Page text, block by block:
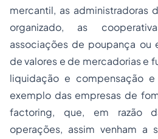
mercantil, as administradoras
organizado, as
associações de poupança ou
de valores e de mercadorias e
liquidação e compensação
exemplo das empresas de
factoring, que, em razão
operações, assim venham a